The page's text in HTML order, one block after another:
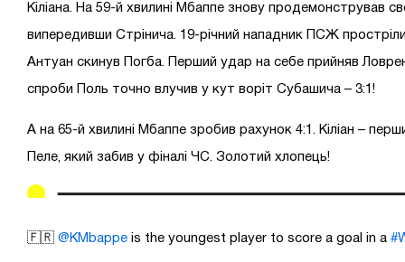
Кіліана. На 59-й хвилині Мбаппе знову продемонстрував
випередивши Стрінича. 19-річний нападник ПСЖ
Антуан скинув Погба. Перший удар на себе прийняв
спроби Поль точно влучив у кут воріт Субашича – 3:1!
А на 65-й хвилині Мбаппе зробив рахунок 4:1. Кіліан –
Пеле, який забив у фіналі ЧС. Золотий хлопець!
🇫🇷 @KMbappe is the youngest player to score a goal in a